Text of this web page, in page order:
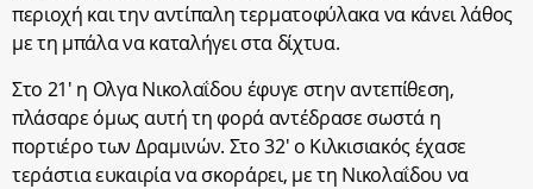
περιοχή και την αντίπαλη τερματοφύλακα να κάνει λάθος
με τη μπάλα να καταλήγει στα δίχτυα.
Στο 21′ η Ολγα Νικολαΐδου έφυγε στην αντεπίθεση,
πλάσαρε όμως αυτή τη φορά αντέδρασε σωστά η
πορτιέρο των Δραμινών. Στο 32′ ο Κιλκισιακός έχασε
τεράστια ευκαιρία να σκοράρει, με τη Νικολαΐδου να